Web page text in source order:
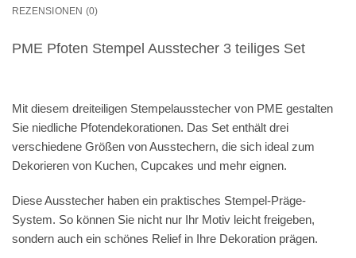
REZENSIONEN (0)
PME Pfoten Stempel Ausstecher 3 teiliges Set
Mit diesem dreiteiligen Stempelausstecher von PME gestalten
Sie niedliche Pfotendekorationen. Das Set enthält drei
verschiedene Größen von Ausstechern, die sich ideal zum
Dekorieren von Kuchen, Cupcakes und mehr eignen.
Diese Ausstecher haben ein praktisches Stempel-Präge-
System. So können Sie nicht nur Ihr Motiv leicht freigeben,
sondern auch ein schönes Relief in Ihre Dekoration prägen.